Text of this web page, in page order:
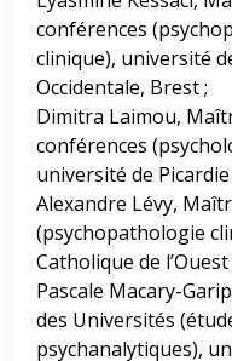
conférences
clinique), université
Occidentale, Brest ;
Dimitra Laimou,
conférences
université de
Alexandre Lévy,
(psychopathologie
Catholique de l’Ouest
Pascale Macary-
des Universités
psychanalytiques),